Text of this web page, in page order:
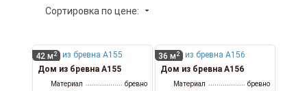
Сортировка по цене:
42 м 2
Дом из бревна А155
Материал
бревно
36 м 2
Дом из бревна А156
Материал
бревно